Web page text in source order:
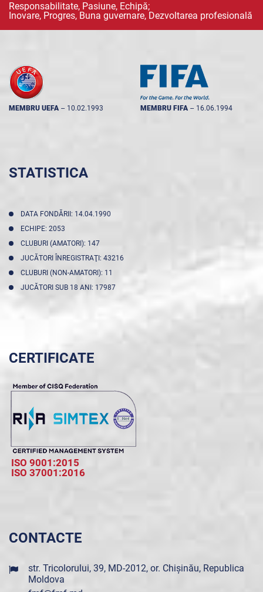
Responsabilitate, Pasiune, Echipă;
Inovare, Progres, Buna guvernare, Dezvoltarea profesională
MEMBRU UEFA -- 10.02.1993 MEMBRU FIFA -- 16.06.1994
STATISTICA
DATA FONDĂRII: 14.04.1990
ECHIPE: 2053
CLUBURI (AMATORI): 147
JUCĂTORI ÎNREGISTRAŢI: 43216
CLUBURI (NON-AMATORI): 11
JUCĂTORI SUB 18 ANI: 17987
CERTIFICATE
ISO 9001:2015
ISO 37001:2016
CONTACTE
str. Tricolorului, 39, MD-2012, or. Chișinău, Republica
Moldova